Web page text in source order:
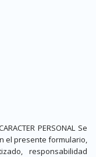
PERSONAL Se
el presente formulario,
responsabilidad